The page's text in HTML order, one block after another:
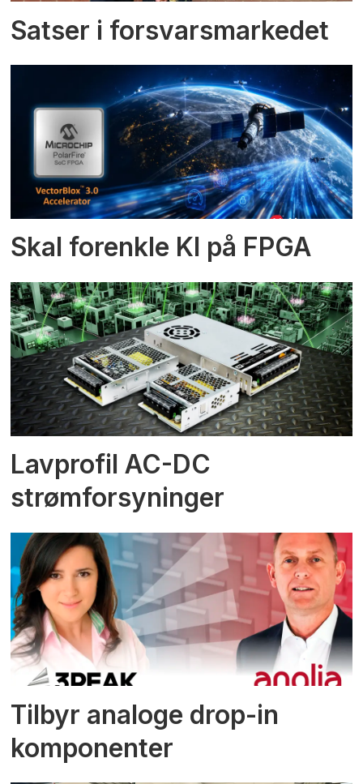
Satser i forsvarsmarkedet
Skal forenkle KI på FPGA
Lavprofil AC-DC
strømforsyninger
Tilbyr analoge drop-in
komponenter